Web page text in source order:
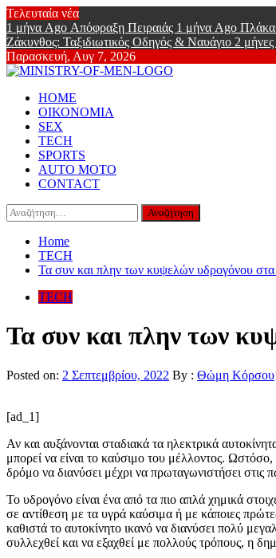
Skip
to
content
Τελευταία νέα
1 μήνα Ago Απόφραξη Πειραιάς 1 μήνα Ago Πλάκα
Ζάκυνθος: Ταξιδιωτικός Οδηγός & Ναυάγιο 2
Παρασκευή, Αυγ 7, 2026
Online Lifestyle περιοδικό για Aνδρες
Primary
Menu
HOME
ΟΙΚΟΝΟΜΙΑ
SEX
TECH
SPORTS
AUTO MOTO
CONTACT
Αναζήτηση
για:
Home
TECH
Τα συν και πλην των κυψελών υδρογόνου στα
TECH
Τα συν και πλην των
Posted on: 2 Σεπτεμβρίου, 2022 By : Θώμη Κόρσου
[ad_1]
Αν και αυξάνονται σταδιακά τα ηλεκτρικά
μπορεί να είναι το καύσιμο του μέλλοντος.
δρόμο να διανύσει μέχρι να πρωταγωνιστήσει στις
Το υδρογόνο είναι ένα από τα πιο απλά χημικά
σε αντίθεση με τα υγρά καύσιμα ή με κάποιες
καθιστά το αυτοκίνητο ικανό να διανύσει πολύ
συλλεχθεί και να εξαχθεί με πολλούς τρόπους, η